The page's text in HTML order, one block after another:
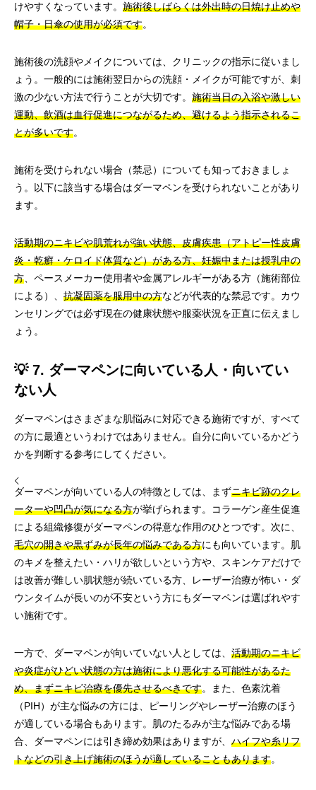
けやすくなっています。 施術後しばらくは外出時の日焼け止めや
帽子・日傘の使用が必須です。
施術後の洗顔やメイクについては、クリニックの指示に従いまし
ょう。一般的には施術翌日からの洗顔・メイクが可能ですが、刺
激の少ない方法で行うことが大切です。 施術当日の入浴や激しい
運動、飲酒は血行促進につながるため、避けるよう指示されるこ
とが多いです。
施術を受けられない場合（禁忌）についても知っておきましょ
う。以下に該当する場合はダーマペンを受けられないことがあり
ます。
活動期のニキビや肌荒れが強い状態、皮膚疾患（アトピー性皮膚
炎・乾癬・ケロイド体質など）がある方、妊娠中または授乳中の
方 、ペースメーカー使用者や金属アレルギーがある方（施術部位
による）、 抗凝固薬を服用中の方などが代表的な禁忌です。カウ
ンセリングでは必ず現在の健康状態や服薬状況を正直に伝えまし
ょう。
💡 7. ダーマペンに向いている人・向いてい
ない人
ダーマペンはさまざまな肌悩みに対応できる施術ですが、すべて
の方に最適というわけではありません。自分に向いているかどう
かを判断する参考にしてください。
ダーマペンが向いている人の特徴としては、まずニキビ跡のクレ
ーターや凹凸が気になる方が挙げられます。コラーゲン産生促進
による組織修復がダーマペンの得意な作用のひとつです。次に、
毛穴の開きや黒ずみが長年の悩みである方にも向いています。肌
のキメを整えたい・ハリが欲しいという方や、スキンケアだけで
は改善が難しい肌状態が続いている方、レーザー治療が怖い・ダ
ウンタイムが長いのが不安という方にもダーマペンは選ばれやす
い施術です。
一方で、ダーマペンが向いていない人としては、 活動期のニキビ
や炎症がひどい状態の方は施術により悪化する可能性があるた
め、まずニキビ治療を優先させるべきです。また、色素沈着
（PIH）が主な悩みの方には、ピーリングやレーザー治療のほう
が適している場合もあります。肌のたるみが主な悩みである場
合、ダーマペンには引き締め効果はありますが、 ハイフや糸リフ
トなどの引き上げ施術のほうが適していることもあります。